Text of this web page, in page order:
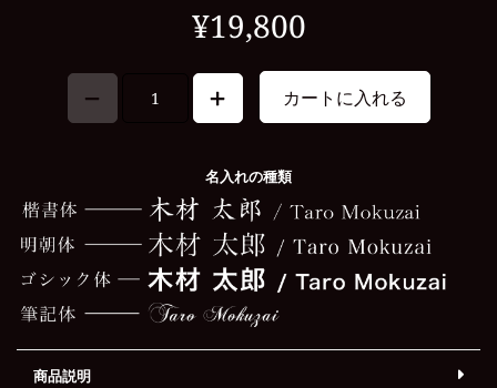
¥19,800
カートに入れる
名入れの種類
商品説明